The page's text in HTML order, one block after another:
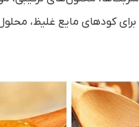
برای کودهای مایع غلیظ،